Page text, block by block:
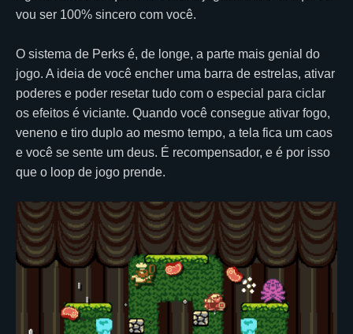
vou ser 100% sincero com você.
O sistema de Perks é, de longe, a parte mais genial do
jogo. A ideia de você encher uma barra de estrelas, ativar
poderes e poder resetar tudo com o especial para ciclar
os efeitos é viciante. Quando você consegue ativar fogo,
veneno e tiro duplo ao mesmo tempo, a tela fica um caos
e você se sente um deus. É recompensador, e é por isso
que o loop de jogo prende.